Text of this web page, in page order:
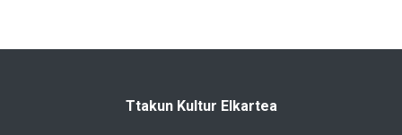
Ttakun Kultur Elkartea